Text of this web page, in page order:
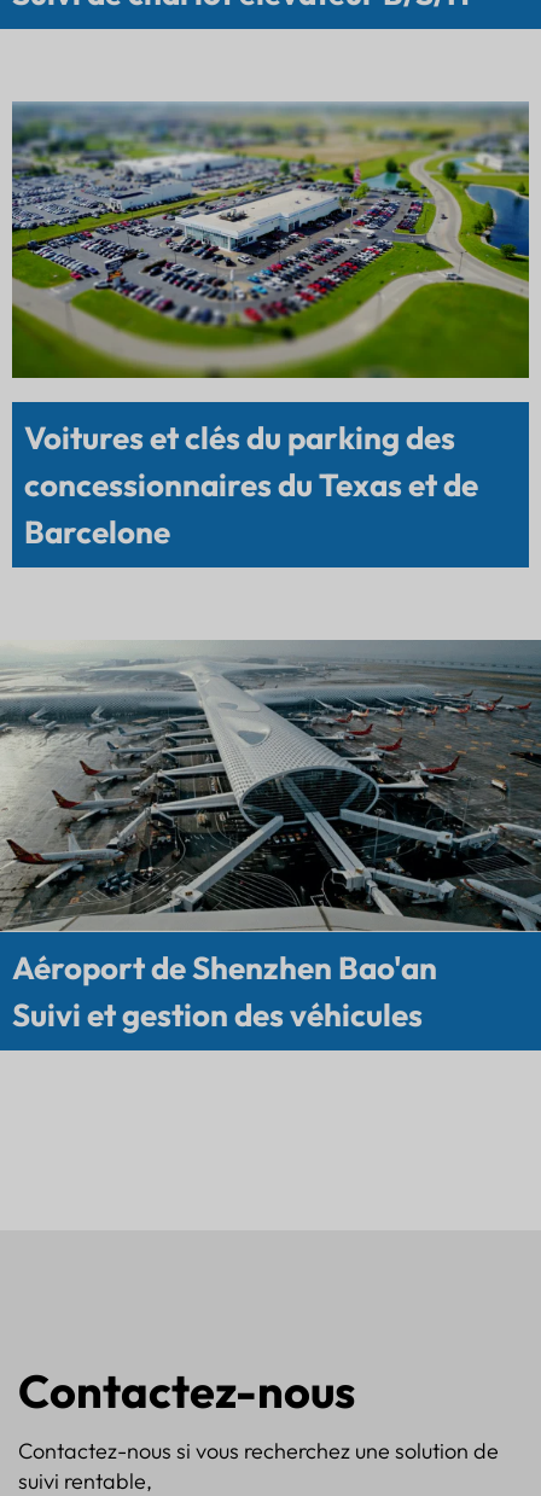
Voitures et clés du parking des
concessionnaires du Texas et de
Barcelone
Aéroport de Shenzhen Bao'an
Suivi et gestion des véhicules
Contactez-nous
Contactez-nous si vous recherchez une solution de
suivi rentable,